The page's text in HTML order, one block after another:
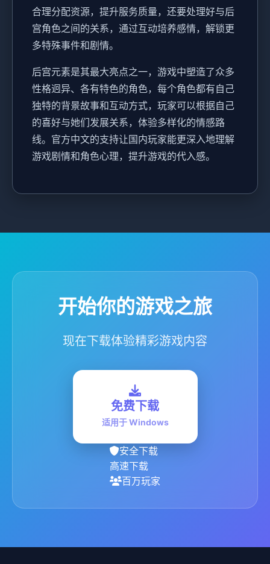
合理分配资源，提升服务质量，还要处理好与后
宫角色之间的关系，通过互动培养感情，解锁更
多特殊事件和剧情。
后宫元素是其最大亮点之一，游戏中塑造了众多
性格迥异、各有特色的角色，每个角色都有自己
独特的背景故事和互动方式，玩家可以根据自己
的喜好与她们发展关系，体验多样化的情感路
线。官方中文的支持让国内玩家能更深入地理解
游戏剧情和角色心理，提升游戏的代入感。
开始你的游戏之旅
现在下载体验精彩游戏内容
免费下载
适用于 Windows
安全下载
高速下载
百万玩家